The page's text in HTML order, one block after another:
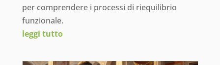
per comprendere i processi di riequilibrio
funzionale.
leggi tutto